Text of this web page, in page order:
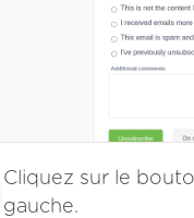
Cliquez sur le
gauche.